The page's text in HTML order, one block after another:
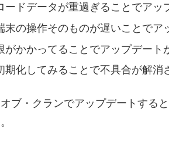
ードデータが重過ぎることでアッ
末の操作そのものが遅いことでア
がかかってることでアップデート
期化してみることで不具合が解消
ブ・クランでアップデートする